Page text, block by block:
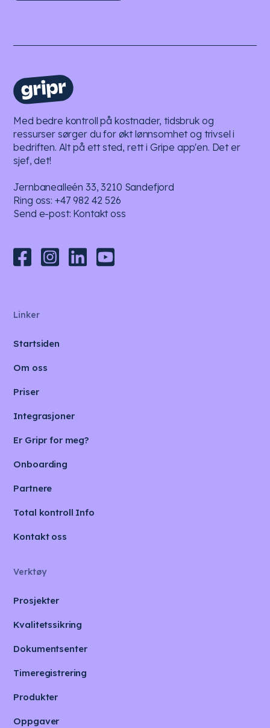
Med bedre kontroll på kostnader, tidsbruk og
ressurser sørger du for økt lønnsomhet og trivsel i
bedriften. Alt på ett sted, rett i Gripe app'en. Det er
sjef, det!
Jernbanealleén 33, 3210 Sandefjord
Ring oss: +47 982 42 526
Send e-post: Kontakt oss
Linker
Startsiden
Om oss
Priser
Integrasjoner
Er Gripr for meg?
Onboarding
Partnere
Total kontroll Info
Kontakt oss
Verktøy
Prosjekter
Kvalitetssikring
Dokumentsenter
Timeregistrering
Produkter
Oppgaver